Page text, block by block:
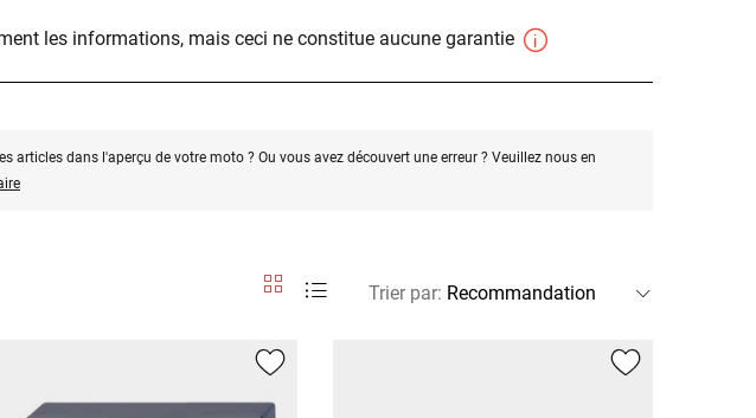
les informations, mais ceci ne constitue aucune garantie
articles dans l'aperçu de votre moto ? Ou vous avez découvert une erreur ? Veuillez nous en
Trier par: